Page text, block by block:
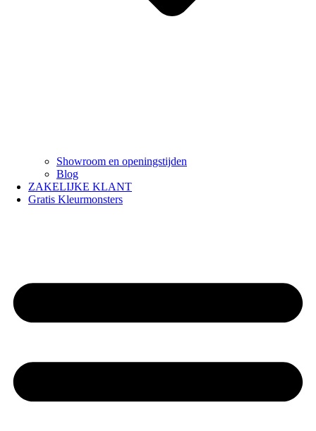
Showroom en openingstijden
Blog
ZAKELIJKE KLANT
Gratis Kleurmonsters